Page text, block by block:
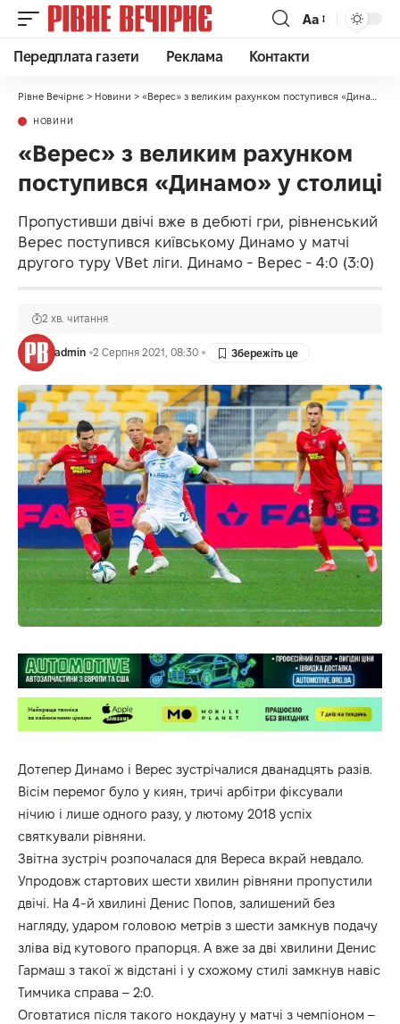
Аа
Передплата газети Реклама Контакти
Рівне Вечірнє > Новини > «Верес» з великим рахунком поступився «Динамо» у столиці
НОВИНИ
«Верес» з великим рахунком
поступився «Динамо» у столиці
Пропустивши двічі вже в дебюті гри, рівненський
Верес поступився київському Динамо у матчі
другого туру VBet ліги. Динамо - Верес - 4:0 (3:0)
admin 2 Серпня 2021, 08:30
2 хв. читання
Дотепер Динамо і Верес зустрічалися дванадцять разів.
Вісім перемог було у киян, тричі арбітри фіксували
нічию і лише одного разу, у лютому 2018 успіх
святкували рівняни.
Звітна зустріч розпочалася для Вереса вкрай невдало.
Упродовж стартових шести хвилин рівняни пропустили
двічі. На 4-й хвилині Денис Попов, залишений без
нагляду, ударом головою метрів з шести замкнув подачу
зліва від кутового прапорця. А вже за дві хвилини Денис
Гармаш з такої ж відстані і у схожому стилі замкнув навіс
Тимчика справа – 2:0.
Оговтатися після такого нокдауну у матчі з чемпіоном –